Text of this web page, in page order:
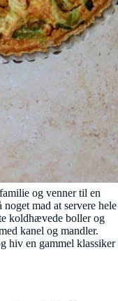
og venner til en
mad at servere hele
koldhævede boller og
kanel og mandler.
hiv en gammel klassiker